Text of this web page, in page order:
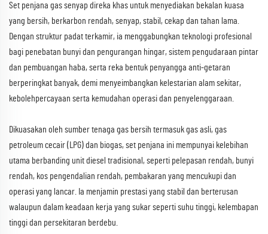
Set penjana gas senyap direka khas untuk menyediakan bekalan kuasa
yang bersih, berkarbon rendah, senyap, stabil, cekap dan tahan lama.
Dengan struktur padat terkamir, ia menggabungkan teknologi profesional
bagi penebatan bunyi dan pengurangan hingar, sistem pengudaraan pintar
dan pembuangan haba, serta reka bentuk penyangga anti-getaran
berperingkat banyak, demi menyeimbangkan kelestarian alam sekitar,
kebolehpercayaan serta kemudahan operasi dan penyelenggaraan.
Dikuasakan oleh sumber tenaga gas bersih termasuk gas asli, gas
petroleum cecair (LPG) dan biogas, set penjana ini mempunyai kelebihan
utama berbanding unit diesel tradisional, seperti pelepasan rendah, bunyi
rendah, kos pengendalian rendah, pembakaran yang mencukupi dan
operasi yang lancar. Ia menjamin prestasi yang stabil dan berterusan
walaupun dalam keadaan kerja yang sukar seperti suhu tinggi, kelembapan
tinggi dan persekitaran berdebu.